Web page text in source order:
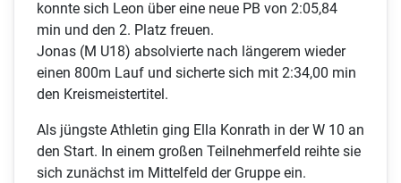
konnte sich Leon über eine neue PB von 2:05,84
min und den 2. Platz freuen.
Jonas (M U18) absolvierte nach längerem wieder
einen 800m Lauf und sicherte sich mit 2:34,00 min
den Kreismeistertitel.
Als jüngste Athletin ging Ella Konrath in der W 10 an
den Start. In einem großen Teilnehmerfeld reihte sie
sich zunächst im Mittelfeld der Gruppe ein.